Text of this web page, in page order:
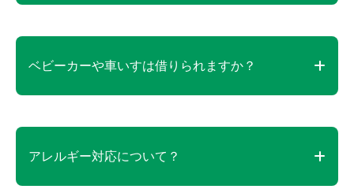
ペット(犬)同伴可能エリアマップはこちら
公園入口案内所、または長井ベースにてご提示くだ
ベビーカーや車いすは借りられますか？
エントランス受付にて貸し出しを行っております。
車椅子：無料
アレルギー対応について？